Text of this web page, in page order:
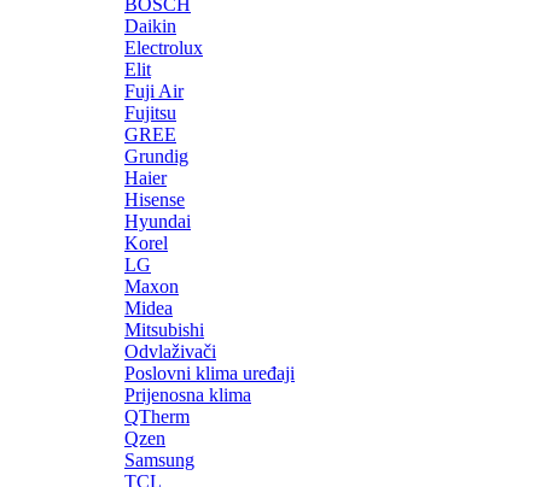
BOSCH
Daikin
Electrolux
Elit
Fuji Air
Fujitsu
GREE
Grundig
Haier
Hisense
Hyundai
Korel
LG
Maxon
Midea
Mitsubishi
Odvlaživači
Poslovni klima uređaji
Prijenosna klima
QTherm
Qzen
Samsung
TCL